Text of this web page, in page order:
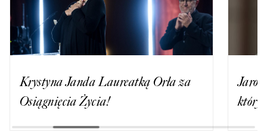
Krystyna Janda Laureatką Orła za
Osiągnięcia Życia!
który